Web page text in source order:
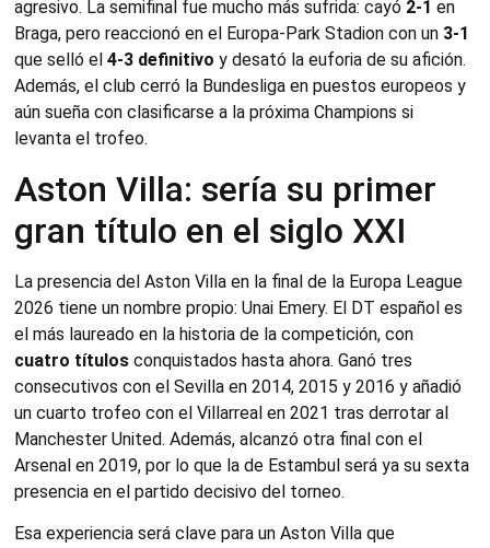
agresivo. La semifinal fue mucho más sufrida: cayó 2-1 en
Braga, pero reaccionó en el Europa-Park Stadion con un 3-1
que selló el 4-3 definitivo y desató la euforia de su afición.
Además, el club cerró la Bundesliga en puestos europeos y
aún sueña con clasificarse a la próxima Champions si
levanta el trofeo.
Aston Villa: sería su primer
gran título en el siglo XXI
La presencia del Aston Villa en la final de la Europa League
2026 tiene un nombre propio: Unai Emery. El DT español es
el más laureado en la historia de la competición, con
cuatro títulos conquistados hasta ahora. Ganó tres
consecutivos con el Sevilla en 2014, 2015 y 2016 y añadió
un cuarto trofeo con el Villarreal en 2021 tras derrotar al
Manchester United. Además, alcanzó otra final con el
Arsenal en 2019, por lo que la de Estambul será ya su sexta
presencia en el partido decisivo del torneo.
Esa experiencia será clave para un Aston Villa que